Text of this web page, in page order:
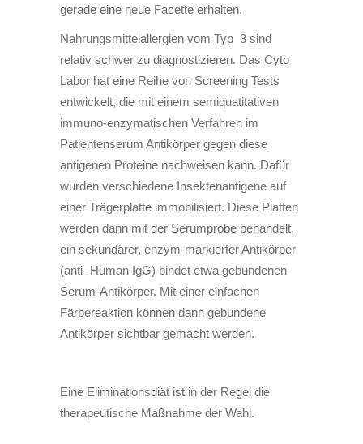
gerade eine neue Facette erhalten.
Nahrungsmittelallergien vom Typ 3 sind
relativ schwer zu diagnostizieren. Das Cyto
Labor hat eine Reihe von Screening Tests
entwickelt, die mit einem semiquatitativen
immuno-enzymatischen Verfahren im
Patientenserum Antikörper gegen diese
antigenen Proteine nachweisen kann. Dafür
wurden verschiedene Insektenantigene auf
einer Trägerplatte immobilisiert. Diese Platten
werden dann mit der Serumprobe behandelt,
ein sekundärer, enzym-markierter Antikörper
(anti- Human IgG) bindet etwa gebundenen
Serum-Antikörper. Mit einer einfachen
Färbereaktion können dann gebundene
Antikörper sichtbar gemacht werden.
Eine Eliminationsdiät ist in der Regel die
therapeutische Maßnahme der Wahl.